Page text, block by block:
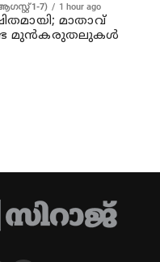
1-7) 1 hour ago
മാതാവ്
മുൻകരുതലുകൾ